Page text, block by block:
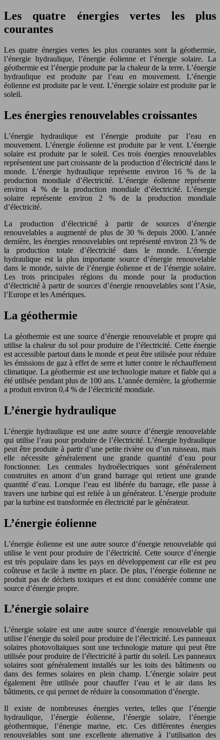
Les quatre énergies vertes les plus
courantes
Les quatre énergies vertes les plus courantes sont la géothermie,
l’énergie hydraulique, l’énergie éolienne et l’énergie solaire. La
géothermie est l’énergie produite par la chaleur de la terre. L’énergie
hydraulique est produite par l’eau en mouvement. L’énergie
éolienne est produite par le vent. L’énergie solaire est produite par le
soleil.
Les énergies renouvelables croissantes
L’énergie hydraulique est l’énergie produite par l’eau en
mouvement. L’énergie éolienne est produite par le vent. L’énergie
solaire est produite par le soleil. Ces trois énergies renouvelables
représentent une part croissante de la production d’électricité dans le
monde. L’énergie hydraulique représente environ 16 % de la
production mondiale d’électricité. L’énergie éolienne représente
environ 4 % de la production mondiale d’électricité. L’énergie
solaire représente environ 2 % de la production mondiale
d’électricité.
La production d’électricité à partir de sources d’énergie
renouvelables a augmenté de plus de 30 % depuis 2000. L’année
dernière, les énergies renouvelables ont représenté environ 23 % de
la production totale d’électricité dans le monde. L’énergie
hydraulique est la plus importante source d’énergie renouvelable
dans le monde, suivie de l’énergie éolienne et de l’énergie solaire.
Les trois principales régions du monde pour la production
d’électricité à partir de sources d’énergie renouvelables sont l’Asie,
l’Europe et les Amériques.
La géothermie
La géothermie est une source d’énergie renouvelable et propre qui
utilise la chaleur du sol pour produire de l’électricité. Cette énergie
est accessible partout dans le monde et peut être utilisée pour réduire
les émissions de gaz à effet de serre et lutter contre le réchauffement
climatique. La géothermie est une technologie mature et fiable qui a
été utilisée pendant plus de 100 ans. L’année dernière, la géothermie
a produit environ 0,4 % de l’électricité mondiale.
L’énergie hydraulique
L’énergie hydraulique est une autre source d’énergie renouvelable
qui utilise l’eau pour produire de l’électricité. L’énergie hydraulique
peut être produite à partir d’une petite rivière ou d’un ruisseau, mais
elle nécessite généralement une grande quantité d’eau pour
fonctionner. Les centrales hydroélectriques sont généralement
construites en amont d’un grand barrage qui retient une grande
quantité d’eau. Lorsque l’eau est libérée du barrage, elle passe à
travers une turbine qui est reliée à un générateur. L’énergie produite
par la turbine est transformée en électricité par le générateur.
L’énergie éolienne
L’énergie éolienne est une autre source d’énergie renouvelable qui
utilise le vent pour produire de l’électricité. Cette source d’énergie
est très populaire dans les pays en développement car elle est peu
coûteuse et facile à mettre en place. De plus, l’énergie éolienne ne
produit pas de déchets toxiques et est donc considérée comme une
source d’énergie propre.
L’énergie solaire
L’énergie solaire est une autre source d’énergie renouvelable qui
utilise l’énergie du soleil pour produire de l’électricité. Les panneaux
solaires photovoltaïques sont une technologie mature qui peut être
utilisée pour produire de l’électricité à partir du soleil. Les panneaux
solaires sont généralement installés sur les toits des bâtiments ou
dans des fermes solaires en plein champ. L’énergie solaire peut
également être utilisée pour chauffer l’eau et le air dans les
bâtiments, ce qui permet de réduire la consommation d’énergie.
Il existe de nombreuses énergies vertes, telles que l’énergie
hydraulique, l’énergie éolienne, l’énergie solaire, l’énergie
géothermique, l’énergie marine, etc. Ces différentes énergies
renouvelables sont une excellente alternative à l’utilisation des